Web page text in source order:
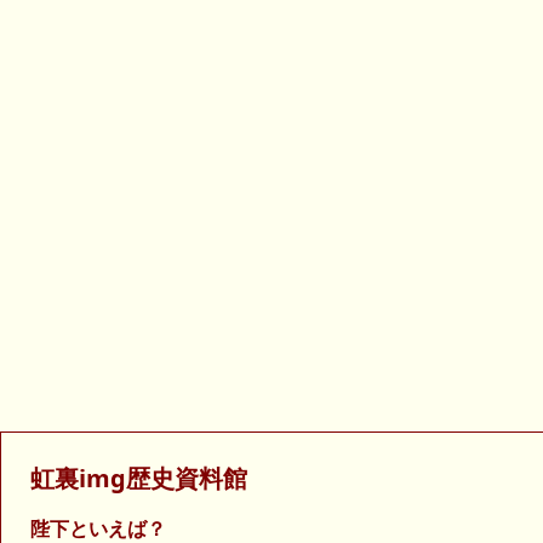
虹裏img歴史資料館
陛下といえば？